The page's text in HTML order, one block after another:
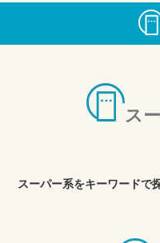
ス
スーパー系をキーワードで